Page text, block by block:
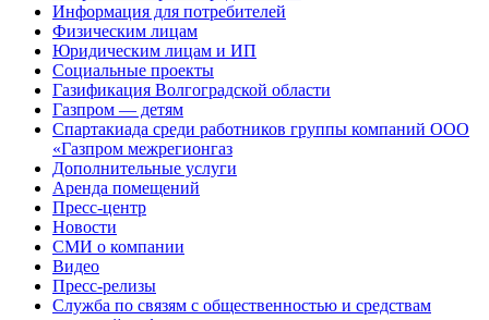
Информация для потребителей
Физическим лицам
Юридическим лицам и ИП
Социальные проекты
Газификация Волгоградской области
Газпром — детям
Спартакиада среди работников группы компаний ООО
«Газпром межрегионгаз
Дополнительные услуги
Аренда помещений
Пресс-центр
Новости
СМИ о компании
Видео
Пресс-релизы
Служба по связям с общественностью и средствам